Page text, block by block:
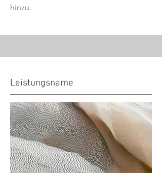
hinzu.
Leistungsname